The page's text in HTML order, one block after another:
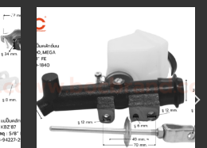
to
wishlist